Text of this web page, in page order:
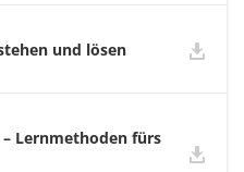
und lösen
Lernmethoden fürs